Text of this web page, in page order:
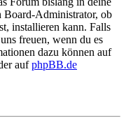
Board-Administrator, ob
installieren kann. Falls
freuen, wenn du es
dazu können auf
aufphpBB.de